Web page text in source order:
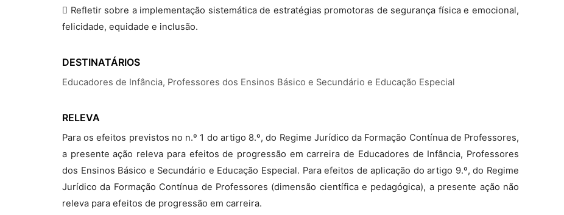
 Refletir sobre a implementação sistemática de estratégias promotoras de segurança física e emocional,
felicidade, equidade e inclusão.
DESTINATÁRIOS
Educadores de Infância, Professores dos Ensinos Básico e Secundário e Educação Especial
RELEVA
Para os efeitos previstos no n.º 1 do artigo 8.º, do Regime Jurídico da Formação Contínua de Professores,
a presente ação releva para efeitos de progressão em carreira de Educadores de Infância, Professores
dos Ensinos Básico e Secundário e Educação Especial. Para efeitos de aplicação do artigo 9.º, do Regime
Jurídico da Formação Contínua de Professores (dimensão científica e pedagógica), a presente ação não
releva para efeitos de progressão em carreira.